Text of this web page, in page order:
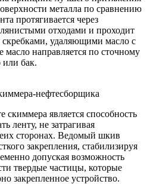
металла по сравнению
протягивается через
отходами и проходит
удаляющими масло с
масло направляется по сточному
или бак.
нефтесборщика
является способность
ленту, не затрагивая
сторонах. Ведомый шкив
закрепления, стабилизируя
допуская возможность
твердые частицы, которые
закрепленное устройство.